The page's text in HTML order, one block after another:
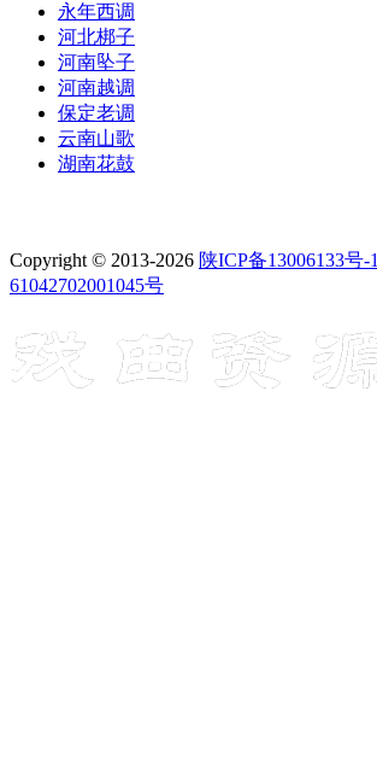
永年西调
河北梆子
河南坠子
河南越调
保定老调
云南山歌
湖南花鼓
Copyright © 2013-2026 陕ICP备13006133号-1
61042702001045号